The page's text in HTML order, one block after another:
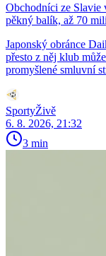
Obchodníci ze Slavie
pěkný balík, až 70
Japonský obránce
přesto z něj klub
promyšlené smluvní
SportyŽivě
6. 8. 2026, 21:32
3 min